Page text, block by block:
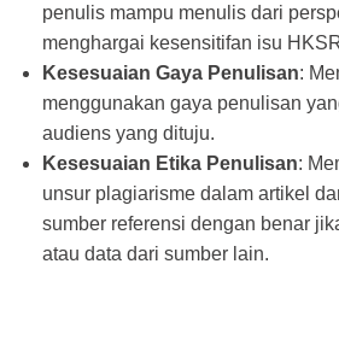
penulis mampu menulis dari
menghargai kesensitifan isu
Kesesuaian Gaya Penulisan:
menggunakan gaya penulisan
audiens yang dituju.
Kesesuaian Etika Penulisan:
unsur plagiarisme dalam artikel
sumber referensi dengan benar
atau data dari sumber lain.